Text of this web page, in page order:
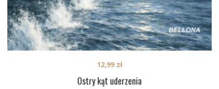
Ostry kąt uderzenia
12,99 zł